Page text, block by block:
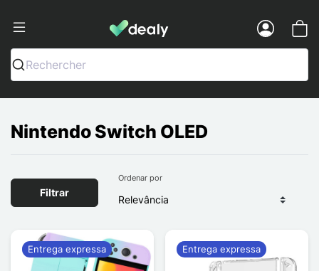
Dealy - Capas e acessórios para
Rechercher
Nintendo Switch OLED
Filtrar
Ordenar por
Entrega expressa Entrega expressa